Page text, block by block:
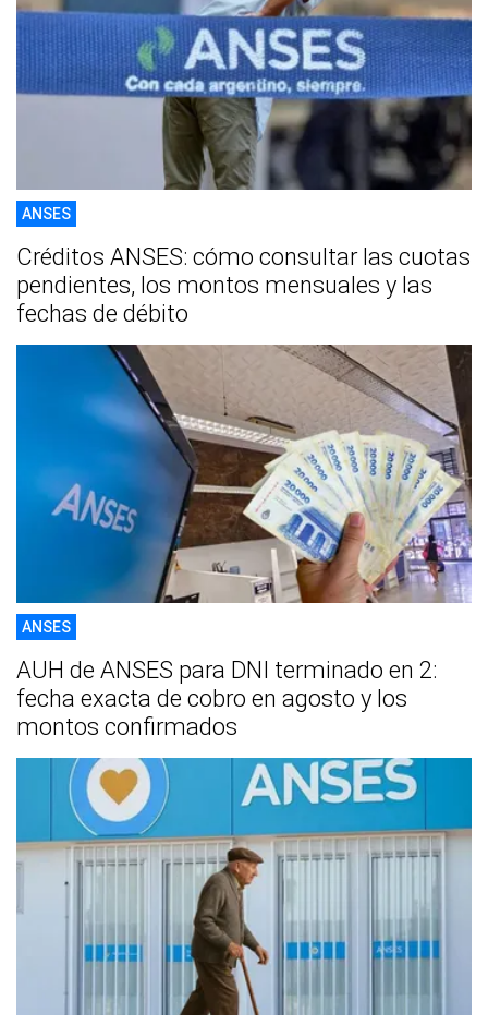
ANSES
Créditos ANSES: cómo consultar las cuotas
pendientes, los montos mensuales y las
fechas de débito
ANSES
AUH de ANSES para DNI terminado en 2:
fecha exacta de cobro en agosto y los
montos confirmados